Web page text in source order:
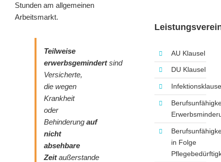
Stunden am allgemeinen
Arbeitsmarkt.
Teilweise
erwerbsgemindertsind
Versicherte,
die wegen
Krankheit
oder
Behinderungauf
nicht
absehbare
Zeitaußerstande
AU Klausel
DU Klausel
in Folge